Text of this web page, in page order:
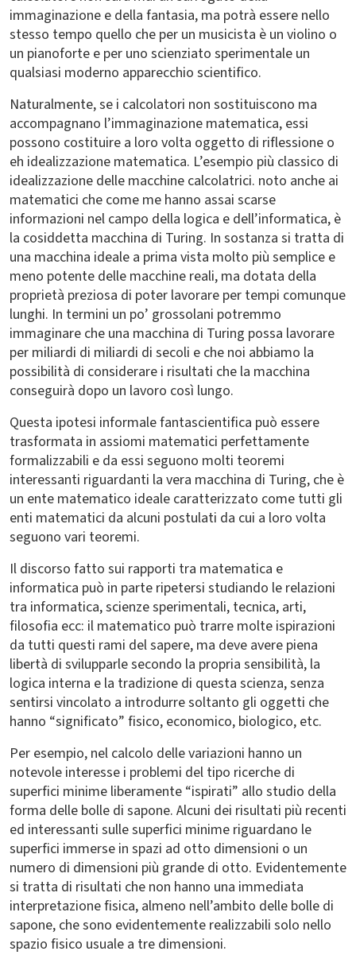
immaginazione e della fantasia, ma potrà essere nello
stesso tempo quello che per un musicista è un violino o
un pianoforte e per uno scienziato sperimentale un
qualsiasi moderno apparecchio scientifico.
Naturalmente, se i calcolatori non sostituiscono ma
accompagnano l’immaginazione matematica, essi
possono costituire a loro volta oggetto di riflessione o
eh idealizzazione matematica. L’esempio più classico di
idealizzazione delle macchine calcolatrici. noto anche ai
matematici che come me hanno assai scarse
informazioni nel campo della logica e dell’informatica, è
la cosiddetta macchina di Turing. In sostanza si tratta di
una macchina ideale a prima vista molto più semplice e
meno potente delle macchine reali, ma dotata della
proprietà preziosa di poter lavorare per tempi comunque
lunghi. In termini un po’ grossolani potremmo
immaginare che una macchina di Turing possa lavorare
per miliardi di miliardi di secoli e che noi abbiamo la
possibilità di considerare i risultati che la macchina
conseguirà dopo un lavoro così lungo.
Questa ipotesi informale fantascientifica può essere
trasformata in assiomi matematici perfettamente
formalizzabili e da essi seguono molti teoremi
interessanti riguardanti la vera macchina di Turing, che è
un ente matematico ideale caratterizzato come tutti gli
enti matematici da alcuni postulati da cui a loro volta
seguono vari teoremi.
Il discorso fatto sui rapporti tra matematica e
informatica può in parte ripetersi studiando le relazioni
tra informatica, scienze sperimentali, tecnica, arti,
filosofia ecc: il matematico può trarre molte ispirazioni
da tutti questi rami del sapere, ma deve avere piena
libertà di svilupparle secondo la propria sensibilità, la
logica interna e la tradizione di questa scienza, senza
sentirsi vincolato a introdurre soltanto gli oggetti che
hanno “significato” fisico, economico, biologico, etc.
Per esempio, nel calcolo delle variazioni hanno un
notevole interesse i problemi del tipo ricerche di
superfici minime liberamente “ispirati” allo studio della
forma delle bolle di sapone. Alcuni dei risultati più recenti
ed interessanti sulle superfici minime riguardano le
superfici immerse in spazi ad otto dimensioni o un
numero di dimensioni più grande di otto. Evidentemente
si tratta di risultati che non hanno una immediata
interpretazione fisica, almeno nell’ambito delle bolle di
sapone, che sono evidentemente realizzabili solo nello
spazio fisico usuale a tre dimensioni.